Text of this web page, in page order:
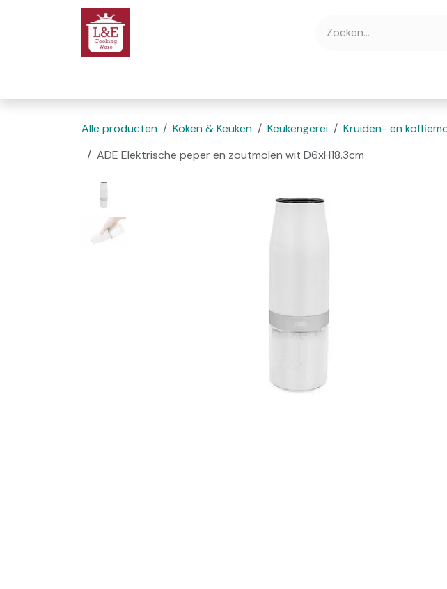
Overslaan naar inhoud
Alle producten Koken & Keuken Keukengerei Kruiden- en
ADE Elektrische peper en zoutmolen wit D6xH18.3cm